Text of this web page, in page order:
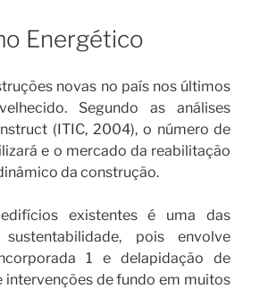
Energético
novas no país nos últimos
Segundo as análises
(ITIC, 2004), o número de
e o mercado da reabilitação
da construção.
existentes é uma das
pois envolve
1 e delapidação de
intervenções de fundo em muitos